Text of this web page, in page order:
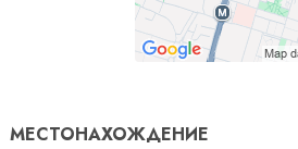
МЕСТОНАХОЖДЕНИЕ